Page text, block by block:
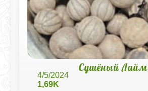
Сушёный Лайм
4/5/2024
1,69K